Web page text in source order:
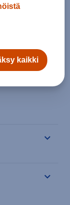
kaikki